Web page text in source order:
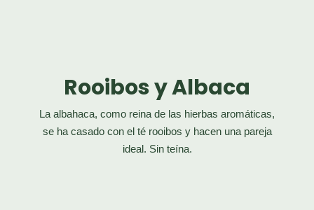
Rooibos y Albaca
La albahaca, como reina de las hierbas aromáticas,
se ha casado con el té rooibos y hacen una pareja
ideal. Sin teína.